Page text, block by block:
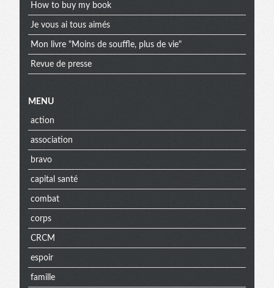
How to buy my book
Je vous ai tous aimés
Mon livre "Moins de souffle, plus de vie"
Revue de presse
MENU
action
association
bravo
capital santé
combat
corps
CRCM
espoir
famille